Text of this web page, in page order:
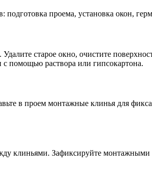
подготовка проема, установка окон,
старое окно, очистите
помощью раствора или гипсокартона.
в проем монтажные клинья для
клиньями. Зафиксируйте